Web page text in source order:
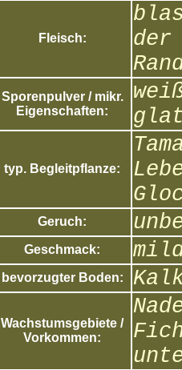
Fleisch:
der
Sporenpulver / mikr.
Eigenschaften:
typ. Begleitpflanze:
Geruch:
Geschmack:
bevorzugter Boden:
Wachstumsgebiete /
Vorkommen: